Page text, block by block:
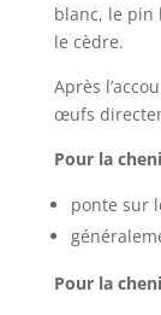
blanc, le pin
le cèdre.
Après
œufs
Pour la
ponte sur
Pour la